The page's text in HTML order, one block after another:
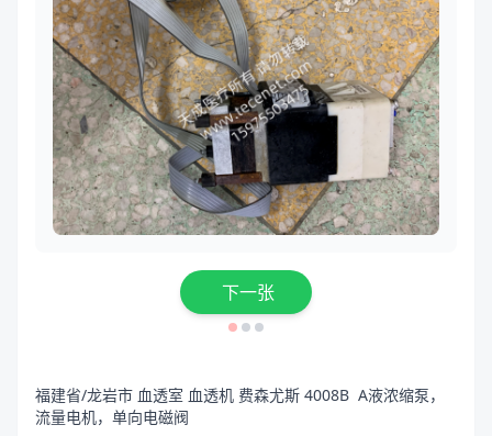
下一张
福建省/龙岩市 血透室 血透机 费森尤斯 4008B A液浓缩泵，
流量电机，单向电磁阀